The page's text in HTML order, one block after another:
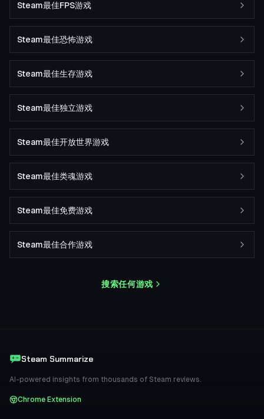
Steam最佳FPS游戏
Steam最佳恐怖游戏
Steam最佳生存游戏
Steam最佳独立游戏
Steam最佳开放世界游戏
Steam最佳类魂游戏
Steam最佳免费游戏
Steam最佳合作游戏
搜索任何游戏
Steam Summarize
AI-powered insights from thousands of Steam reviews.
Chrome Extension